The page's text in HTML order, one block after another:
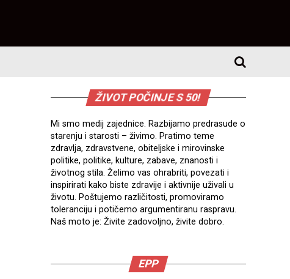
ŽIVOT POČINJE S 50!
Mi smo medij zajednice. Razbijamo predrasude o
starenju i starosti – živimo. Pratimo teme
zdravlja, zdravstvene, obiteljske i mirovinske
politike, politike, kulture, zabave, znanosti i
životnog stila. Želimo vas ohrabriti, povezati i
inspirirati kako biste zdravije i aktivnije uživali u
životu. Poštujemo različitosti, promoviramo
toleranciju i potičemo argumentiranu raspravu.
Naš moto je: Živite zadovoljno, živite dobro.
EPP